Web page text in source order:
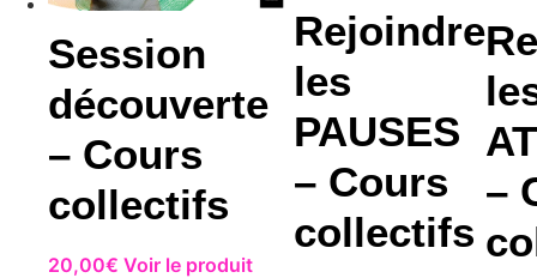
Session
découverte
– Cours
collectifs
20,00€ Voir le produit
Rejoindre
les
PAUSES
– Cours
collectifs
–